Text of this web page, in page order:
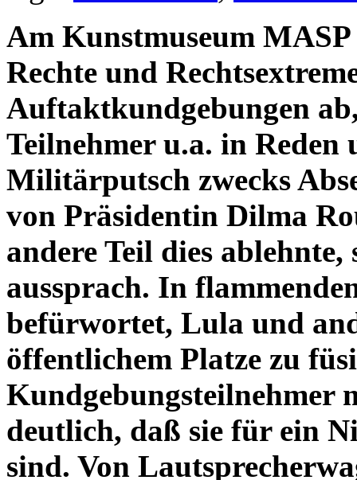
Am Kunstmuseum
Rechte und
Auftaktkundgebungen
Teilnehmer u.a. in
Militärputsch zwecks
von Präsidentin Dilma
andere Teil dies
aussprach. In
befürwortet, Lula und
öffentlichem Platze zu
Kundgebungsteilnehmer
deutlich, daß sie für ein
sind. Von